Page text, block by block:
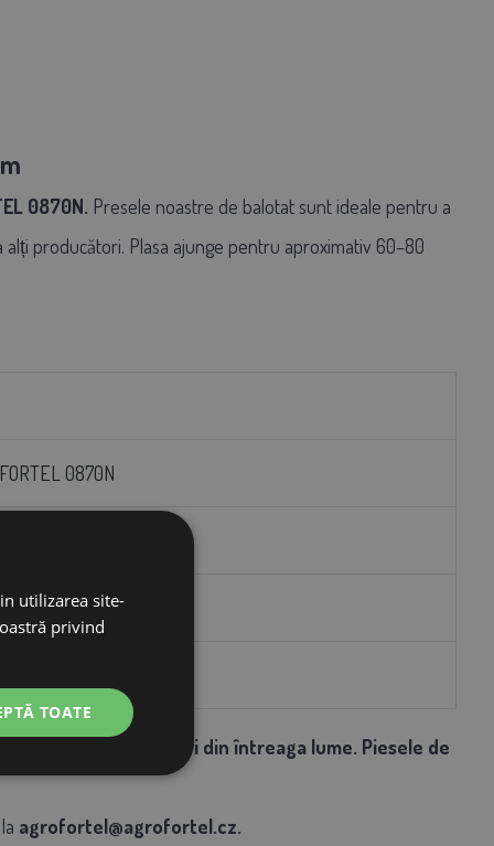
0870N. Presele noastre de balotat sunt ideale pentru a
alți producători. Plasa ajunge pentru aproximativ 60–80
0870N
în 7 țări din întreaga lume. Piesele de
agrofortel@agrofortel.cz.
utilizarea site-
privind
TOATE